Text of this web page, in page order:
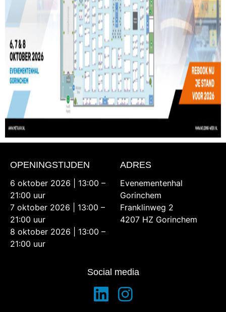
OPENINGSTIJDEN
6 oktober 2026 | 13:00 –
21:00 uur
7 oktober 2026 | 13:00 –
21:00 uur
8 oktober 2026 | 13:00 –
21:00 uur
ADRES
Evenementenhal
Gorinchem
Franklinweg 2
4207 HZ Gorinchem
Social media